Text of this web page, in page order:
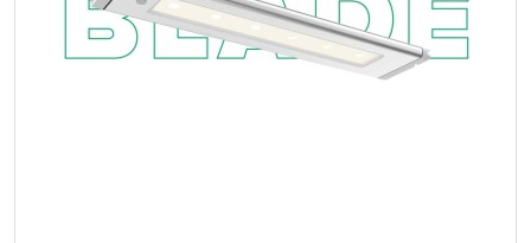
VORSCHAU